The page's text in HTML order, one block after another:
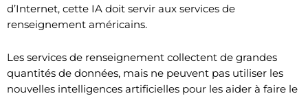
d’Internet, cette IA doit servir aux services de
renseignement américains.
Les services de renseignement collectent de grandes
quantités de données, mais ne peuvent pas utiliser les
nouvelles intelligences artificielles pour les aider à faire le